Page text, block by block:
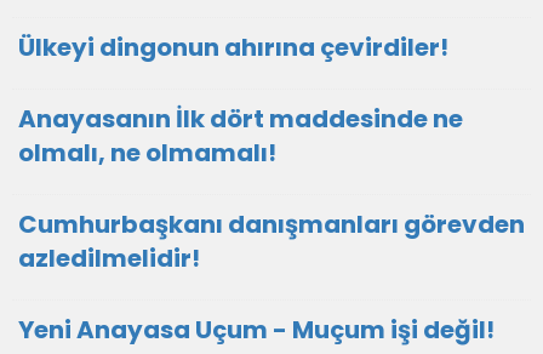
Ülkeyi dingonun ahırına çevirdiler!
Anayasanın İlk dört maddesinde ne
olmalı, ne olmamalı!
Cumhurbaşkanı danışmanları görevden
azledilmelidir!
Yeni Anayasa Uçum - Muçum işi değil!